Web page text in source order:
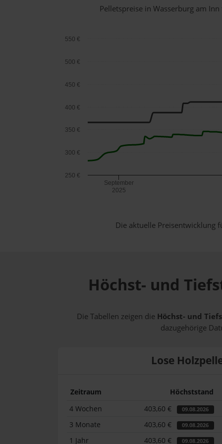
Pelletspreise in Wasserburg am
September
2025
250 €
300 €
350 €
400 €
450 €
500 €
550 €
Die aktuelle Preisentwicklung
Höchst- und
Die Tabellen zeigen die Höchst- und
dazugehörige
Lose
Zeitraum Höchststand
4 Wochen
403,60 € 09.08.2026
3 Monate 403,60 € 09.08.2026
1 Jahr 403,60 € 09.08.2026